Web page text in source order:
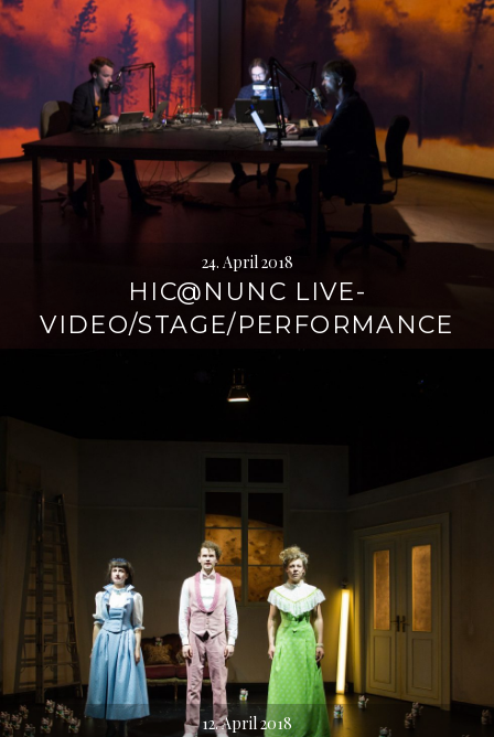
24. April 2018
HIC@NUNC LIVE-
VIDEO/STAGE/PERFORMANCE
12. April 2018